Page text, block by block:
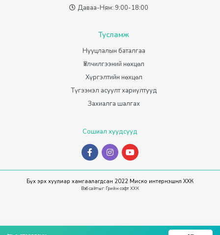
Даваа-Ням: 9:00-18:00
Тусламж
Нууцлалын баталгаа
Үйлчилгээний нөхцөл
Хүргэлтийн нөхцөл
Түгээмэл асуулт хариултууд
Захиалга шалгах
Сошиал хуудсууд
Бүх эрх хуулиар хамгаалагдсан 2022 Миско интернэшнл ХХК
Вэб сайтыг: Грийн софт ХХК